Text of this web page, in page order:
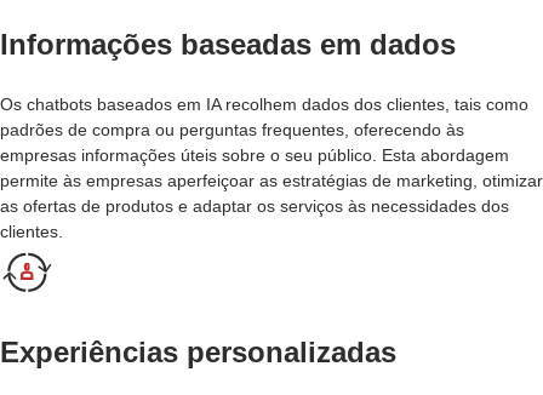
Informações baseadas em dados
Os chatbots baseados em IA recolhem dados dos clientes, tais como
padrões de compra ou perguntas frequentes, oferecendo às
empresas informações úteis sobre o seu público. Esta abordagem
permite às empresas aperfeiçoar as estratégias de marketing, otimizar
as ofertas de produtos e adaptar os serviços às necessidades dos
clientes.
Experiências personalizadas